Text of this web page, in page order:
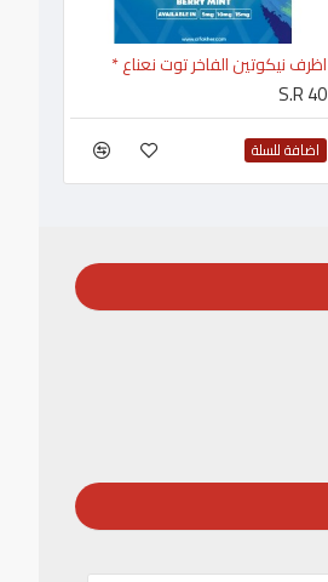
اظرف نيكوتين الفاخر توت نعناع *
S.R 40
اضافة للسلة